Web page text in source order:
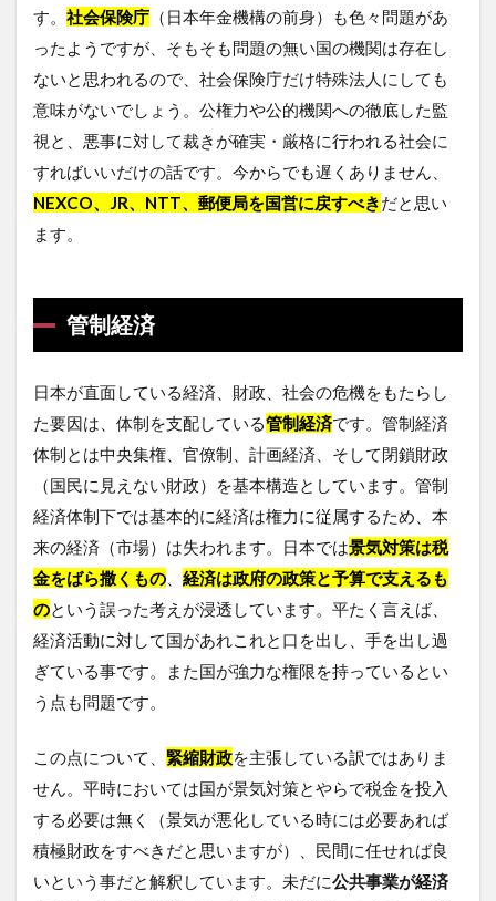
す。 社会保険庁 （日本年金機構の前身）も色々問題があ
ったようですが、そもそも問題の無い国の機関は存在し
ないと思われるので、社会保険庁だけ特殊法人にしても
意味がないでしょう。公権力や公的機関への徹底した監
視と、悪事に対して裁きが確実・厳格に行われる社会に
すればいいだけの話です。今からでも遅くありません、
NEXCO、JR、NTT、郵便局を国営に戻すべきだと思い
ます。
管制経済
日本が直面している経済、財政、社会の危機をもたらし
た要因は、体制を支配している管制経済です。管制経済
体制とは中央集権、官僚制、計画経済、そして閉鎖財政
（国民に見えない財政）を基本構造としています。管制
経済体制下では基本的に経済は権力に従属するため、本
来の経済（市場）は失われます。日本では景気対策は税
金をばら撒くもの
経済は政府の政策と予算で支えるも
のという誤った考えが浸透しています。平たく言えば、
経済活動に対して国があれこれと口を出し、手を出し過
ぎている事です。また国が強力な権限を持っているとい
う点も問題です。
この点について、 緊縮財政を主張している訳ではありま
せん。平時においては国が景気対策とやらで税金を投入
する必要は無く（景気が悪化している時には必要あれば
積極財政をすべきだと思いますが）、民間に任せれば良
いという事だと解釈しています。未だに公共事業が経済